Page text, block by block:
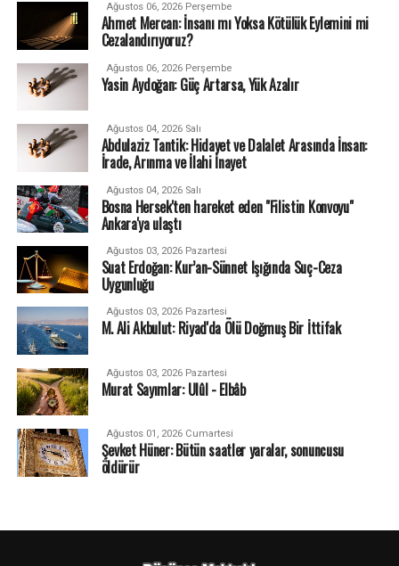
Ağustos 06, 2026 Perşembe
Ahmet Mercan: İnsanı mı Yoksa Kötülük Eylemini mi
Cezalandırıyoruz?
Ağustos 06, 2026 Perşembe
Yasin Aydoğan: Güç Artarsa, Yük Azalır
Ağustos 04, 2026 Salı
Abdulaziz Tantik: Hidayet ve Dalalet Arasında İnsan:
İrade, Arınma ve İlahi İnayet
Ağustos 04, 2026 Salı
Bosna Hersek'ten hareket eden "Filistin Konvoyu"
Ankara'ya ulaştı
Ağustos 03, 2026 Pazartesi
Suat Erdoğan: Kur’an-Sünnet Işığında Suç-Ceza
Uygunluğu
Ağustos 03, 2026 Pazartesi
M. Ali Akbulut: Riyad'da Ölü Doğmuş Bir İttifak
Ağustos 03, 2026 Pazartesi
Murat Sayımlar: Ulûl - Elbâb
Ağustos 01, 2026 Cumartesi
Şevket Hüner: Bütün saatler yaralar, sonuncusu
öldürür